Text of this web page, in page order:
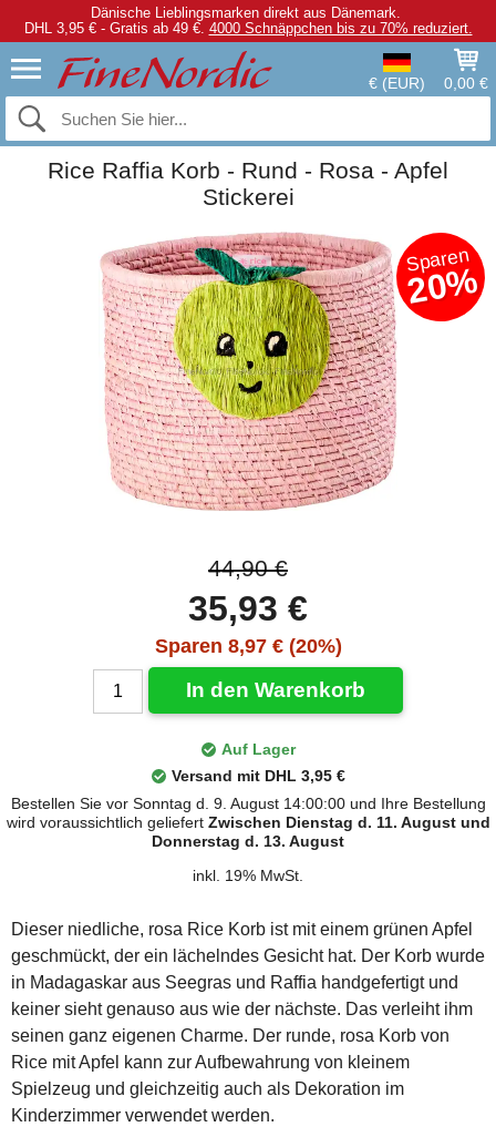
Dänische Lieblingsmarken direkt aus Dänemark.
DHL 3,95 € - Gratis ab 49 €. 4000 Schnäppchen bis zu 70% reduziert.
€ (EUR) 0,00 €
Rice Raffia Korb - Rund - Rosa - Apfel
Stickerei
Sparen
20%
44,90 €
35,93 €
Sparen 8,97 € (20%)
In den Warenkorb
Auf Lager
Versand mit DHL 3,95 €
Bestellen Sie vor Sonntag d. 9. August 14:00:00 und Ihre Bestellung
wird voraussichtlich geliefert Zwischen Dienstag d. 11. August und
Donnerstag d. 13. August
inkl. 19% MwSt.
Dieser niedliche, rosa Rice Korb ist mit einem grünen Apfel
geschmückt, der ein lächelndes Gesicht hat. Der Korb wurde
in Madagaskar aus Seegras und Raffia handgefertigt und
keiner sieht genauso aus wie der nächste. Das verleiht ihm
seinen ganz eigenen Charme. Der runde, rosa Korb von
Rice mit Apfel kann zur Aufbewahrung von kleinem
Spielzeug und gleichzeitig auch als Dekoration im
Kinderzimmer verwendet werden.